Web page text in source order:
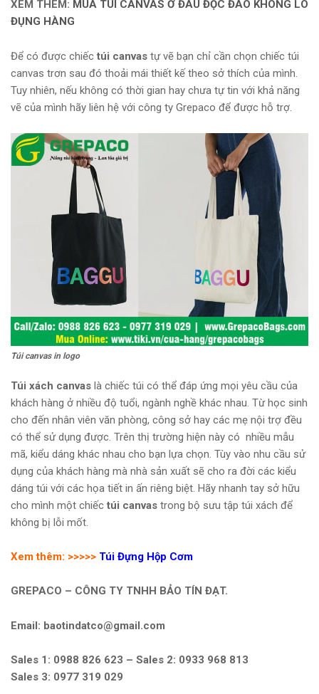
XEM THÊM: MUA TÚI CANVAS Ở ĐÂU ĐỘC ĐÁO KHÔNG LO
ĐỤNG HÀNG
Để có được chiếc túi canvas tự vẽ bạn chỉ cần chọn chiếc túi
canvas trơn sau đó thoải mái thiết kế theo sở thích của mình.
Tuy nhiên, nếu không có thời gian hay chưa tự tin với khả năng
vẽ của mình hãy liên hệ với công ty Grepaco để được hỗ trợ.
Túi canvas in logo
Túi xách canvas là chiếc túi có thể đáp ứng mọi yêu cầu của
khách hàng ở nhiều độ tuổi, ngành nghề khác nhau. Từ học sinh
cho đến nhân viên văn phòng, công sở hay các mẹ nội trợ đều
có thể sử dụng được. Trên thị trường hiện này có nhiều mẫu
mã, kiểu dáng khác nhau cho bạn lựa chọn. Tùy vào nhu cầu sử
dụng của khách hàng mà nhà sản xuất sẽ cho ra đời các kiểu
dáng túi với các họa tiết in ấn riêng biệt. Hãy nhanh tay sở hữu
cho mình một chiếc túi canvas trong bộ sưu tập túi xách để
không bị lỗi mốt.
Xem thêm: >>>>> Túi Đựng Hộp Cơm
GREPACO – CÔNG TY TNHH BẢO TÍN ĐẠT.
Email: baotindatco@gmail.com
Sales 1: 0988 826 623 – Sales 2: 0933 968 813
Sales 3: 0977 319 029